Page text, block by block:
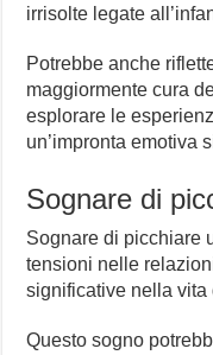
irrisolte legate
Potrebbe anche
maggiormente cura
esplorare le
un’impronta emotiva
Sognare di
Sognare di picchiare
tensioni nelle
significative nella vita
Questo sogno